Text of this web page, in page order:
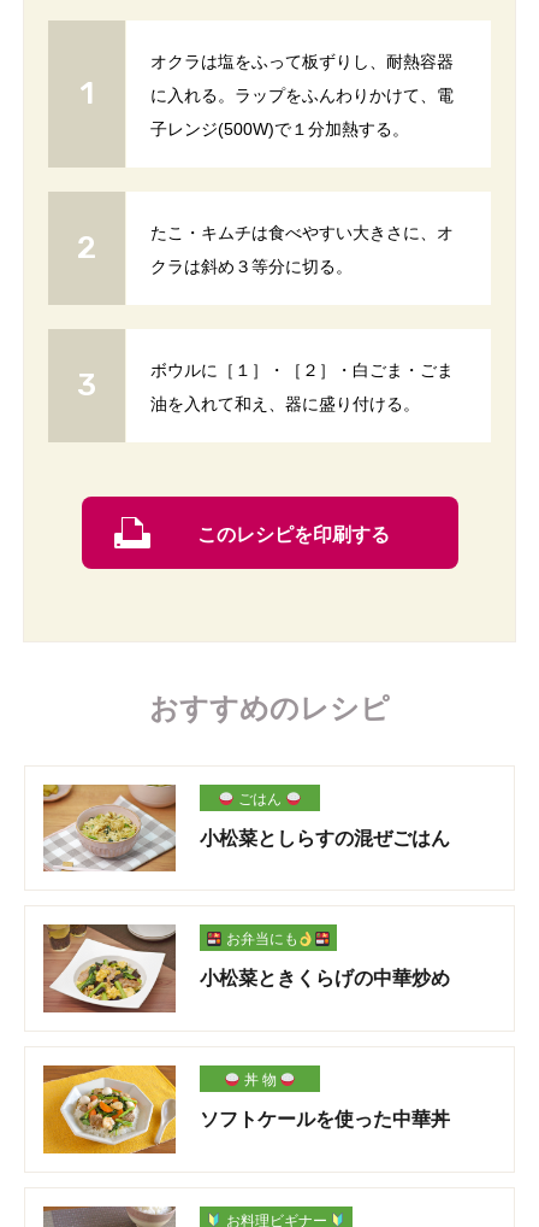
オクラは塩をふって板ずりし、耐熱容器
に入れる。ラップをふんわりかけて、電
子レンジ(500W)で１分加熱する。
たこ・キムチは食べやすい大きさに、オ
クラは斜め３等分に切る。
ボウルに［１］・［２］・白ごま・ごま
油を入れて和え、器に盛り付ける。
このレシピを印刷する
おすすめのレシピ
ごはん
小松菜としらすの混ぜごはん
お弁当にも
小松菜ときくらげの中華炒め
丼 物
ソフトケールを使った中華丼
お料理ビギナー